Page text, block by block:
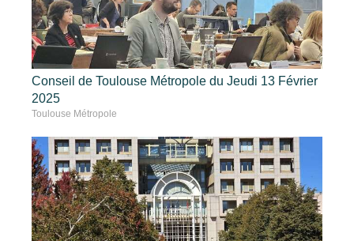
Conseil de Toulouse Métropole du Jeudi 13 Février
2025
Toulouse Métropole